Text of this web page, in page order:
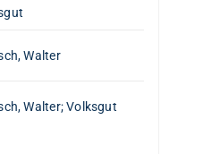
Walter
Walter;Volksgut